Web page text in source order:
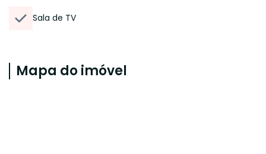
Sala de TV
Mapa do imóvel